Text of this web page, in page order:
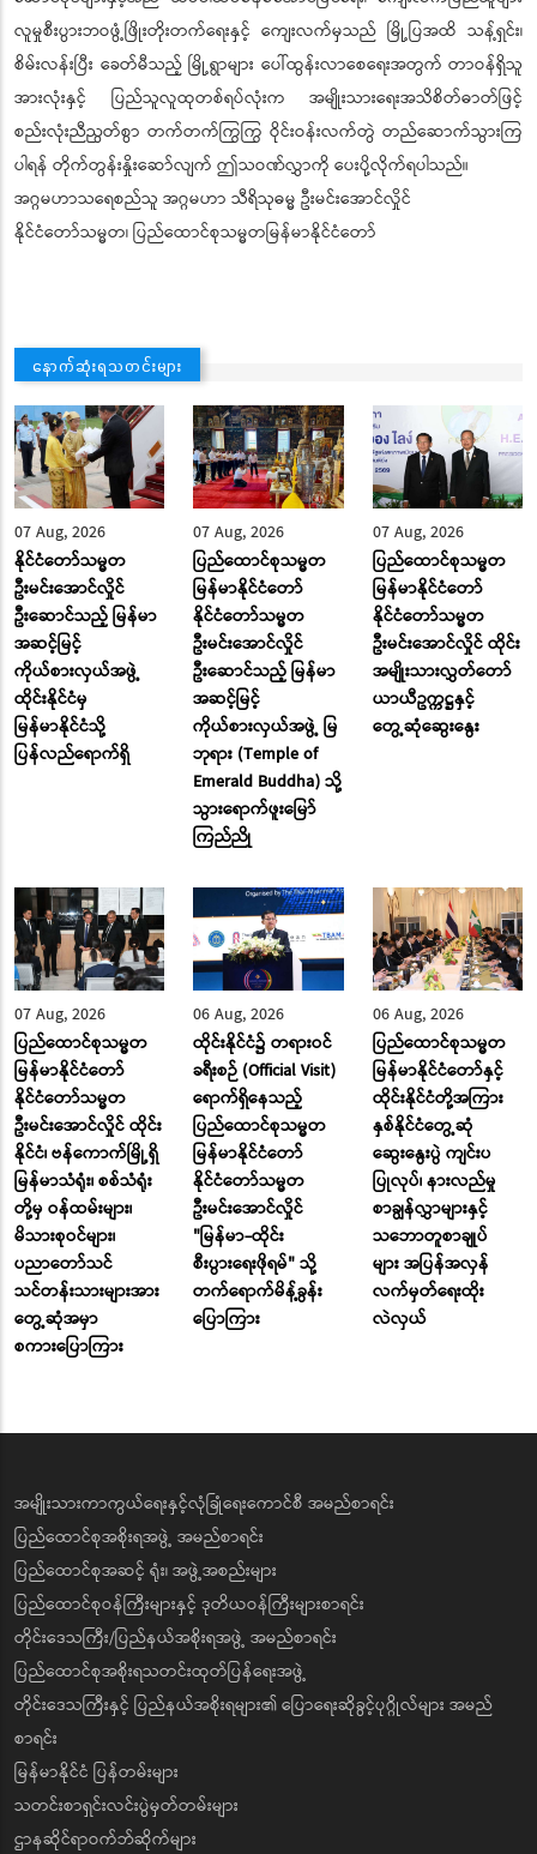
လူမှုစီးပွားဘဝဖွံ့ဖြိုးတိုးတက်ရေးနှင့် ကျေးလက်မှသည် မြို့ပြအထိ သန့်ရှင်း၊
စိမ်းလန်းပြီး ခေတ်မီသည့် မြို့ရွာများ ပေါ်ထွန်းလာစေရေးအတွက် တာဝန်ရှိသူ
အားလုံးနှင့် ပြည်သူလူထုတစ်ရပ်လုံးက အမျိုးသားရေးအသိစိတ်ဓာတ်ဖြင့်
စည်းလုံးညီညွတ်စွာ တက်တက်ကြွကြွ ဝိုင်းဝန်းလက်တွဲ တည်ဆောက်သွားကြ
ပါရန် တိုက်တွန်းနှိုးဆော်လျက် ဤသဝဏ်လွှာကို ပေးပို့လိုက်ရပါသည်။
အဂ္ဂမဟာသရေစည်သူ အဂ္ဂမဟာ သီရိသုဓမ္မ ဦးမင်းအောင်လှိုင်
နိုင်ငံတော်သမ္မတ၊ ပြည်ထောင်စုသမ္မတမြန်မာနိုင်ငံတော်
နောက်ဆုံးရသတင်းများ
07 Aug, 2026
နိုင်ငံတော်သမ္မတ
ဦးမင်းအောင်လှိုင်
ဦးဆောင်သည့် မြန်မာ
အဆင့်မြင့်
ကိုယ်စားလှယ်အဖွဲ့
ထိုင်းနိုင်ငံမှ
မြန်မာနိုင်ငံသို့
ပြန်လည်ရောက်ရှိ
07 Aug, 2026
ပြည်ထောင်စုသမ္မတ
မြန်မာနိုင်ငံတော်
နိုင်ငံတော်သမ္မတ
ဦးမင်းအောင်လှိုင်
ဦးဆောင်သည့် မြန်မာ
အဆင့်မြင့်
ကိုယ်စားလှယ်အဖွဲ့ မြ
ဘုရား (Temple of
Emerald Buddha) သို့
သွားရောက်ဖူးမြော်
ကြည်ညို
07 Aug, 2026
ပြည်ထောင်စုသမ္မတ
မြန်မာနိုင်ငံတော်
နိုင်ငံတော်သမ္မတ
ဦးမင်းအောင်လှိုင် ထိုင်း
အမျိုးသားလွှတ်တော်
ယာယီဥက္ကဋ္ဌနှင့်
တွေ့ဆုံဆွေးနွေး
07 Aug, 2026
ပြည်ထောင်စုသမ္မတ
မြန်မာနိုင်ငံတော်
နိုင်ငံတော်သမ္မတ
ဦးမင်းအောင်လှိုင် ထိုင်း
နိုင်ငံ၊ ဗန်ကောက်မြို့ရှိ
မြန်မာသံရုံး၊ စစ်သံရုံး
တို့မှ ဝန်ထမ်းများ၊
မိသားစုဝင်များ၊
ပညာတော်သင်
သင်တန်းသားများအား
တွေ့ဆုံအမှာ
စကားပြောကြား
06 Aug, 2026
ထိုင်းနိုင်ငံ၌ တရားဝင်
ခရီးစဉ် (Official Visit)
ရောက်ရှိနေသည့်
ပြည်ထောင်စုသမ္မတ
မြန်မာနိုင်ငံတော်
နိုင်ငံတော်သမ္မတ
ဦးမင်းအောင်လှိုင်
"မြန်မာ-ထိုင်း
စီးပွားရေးဖိုရမ်" သို့
တက်ရောက်မိန့်ခွန်း
ပြောကြား
06 Aug, 2026
ပြည်ထောင်စုသမ္မတ
မြန်မာနိုင်ငံတော်နှင့်
ထိုင်းနိုင်ငံတို့အကြား
နှစ်နိုင်ငံတွေ့ဆုံ
ဆွေးနွေးပွဲ ကျင်းပ
ပြုလုပ်၊ နားလည်မှု
စာချွန်လွှာများနှင့်
သဘောတူစာချုပ်
များ အပြန်အလှန်
လက်မှတ်ရေးထိုး
လဲလှယ်
အမျိုးသားကာကွယ်ရေးနှင့်လုံခြုံရေးကောင်စီ အမည်စာရင်း
ပြည်ထောင်စုအစိုးရအဖွဲ့ အမည်စာရင်း
ပြည်ထောင်စုအဆင့် ရုံး၊ အဖွဲ့အစည်းများ
ပြည်ထောင်စုဝန်ကြီးများနှင့် ဒုတိယဝန်ကြီးများစာရင်း
တိုင်းဒေသကြီး/ပြည်နယ်အစိုးရအဖွဲ့ အမည်စာရင်း
ပြည်ထောင်စုအစိုးရသတင်းထုတ်ပြန်ရေးအဖွဲ့
တိုင်းဒေသကြီးနှင့် ပြည်နယ်အစိုးရများ၏ ပြောရေးဆိုခွင့်ပုဂ္ဂိုလ်များ အမည်
စာရင်း
မြန်မာနိုင်ငံ ပြန်တမ်းများ
သတင်းစာရှင်းလင်းပွဲမှတ်တမ်းများ
ဌာနဆိုင်ရာဝက်ဘ်ဆိုက်များ